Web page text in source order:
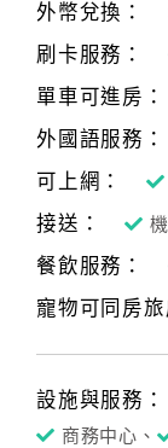
外幣兌換：
刷卡服務：
單車可進房：
外國語服務：
可上網：
接送：
餐飲服務：
寵物可同房旅
設施與服務：
商務中心、